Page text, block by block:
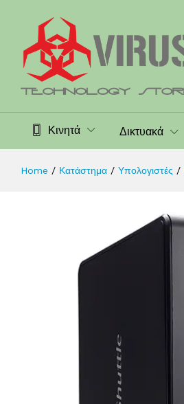
Κινητά Δικτυακά
Home / Κατάστημα / Υπολογιστές /
Περιγραφή